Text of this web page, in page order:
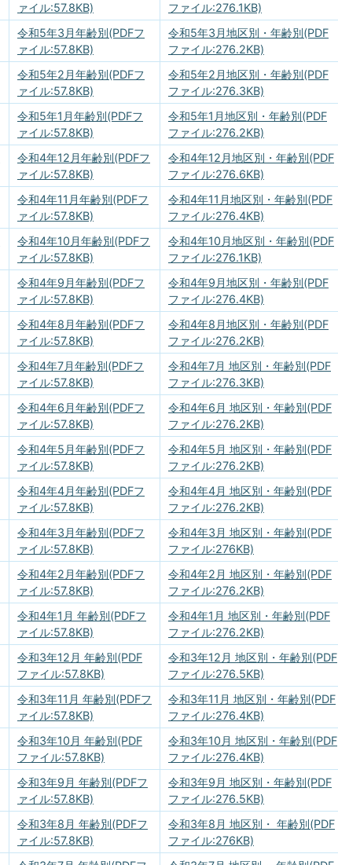
ァイル:57.8KB)
ファイル:276.1KB)
令和5年3月年齢別(PDFフ
ァイル:57.8KB)
令和5年3月地区別・年齢別(PDF
ファイル:276.2KB)
令和5年2月年齢別(PDFフ
ァイル:57.8KB)
令和5年2月地区別・年齢別(PDF
ファイル:276.3KB)
令和5年1月年齢別(PDFフ
ァイル:57.8KB)
令和5年1月地区別・年齢別(PDF
ファイル:276.2KB)
令和4年12月年齢別(PDFフ
ァイル:57.8KB)
令和4年12月地区別・年齢別(PDF
ファイル:276.6KB)
令和4年11月年齢別(PDFフ
ァイル:57.8KB)
令和4年11月地区別・年齢別(PDF
ファイル:276.4KB)
令和4年10月年齢別(PDFフ
ァイル:57.8KB)
令和4年10月地区別・年齢別(PDF
ファイル:276.1KB)
令和4年9月年齢別(PDFフ
ァイル:57.8KB)
令和4年9月地区別・年齢別(PDF
ファイル:276.4KB)
令和4年8月年齢別(PDFフ
ァイル:57.8KB)
令和4年8月地区別・年齢別(PDF
ファイル:276.2KB)
令和4年7月年齢別(PDFフ
ァイル:57.8KB)
令和4年7月 地区別・年齢別(PDF
ファイル:276.3KB)
令和4年6月年齢別(PDFフ
ァイル:57.8KB)
令和4年6月 地区別・年齢別(PDF
ファイル:276.2KB)
令和4年5月年齢別(PDFフ
ァイル:57.8KB)
令和4年5月 地区別・年齢別(PDF
ファイル:276.2KB)
令和4年4月年齢別(PDFフ
ァイル:57.8KB)
令和4年4月 地区別・年齢別(PDF
ファイル:276.2KB)
令和4年3月年齢別(PDFフ
ァイル:57.8KB)
令和4年3月 地区別・年齢別(PDF
ファイル:276KB)
令和4年2月年齢別(PDFフ
ァイル:57.8KB)
令和4年2月 地区別・年齢別(PDF
ファイル:276.2KB)
令和4年1月 年齢別(PDFフ
ァイル:57.8KB)
令和4年1月 地区別・年齢別(PDF
ファイル:276.2KB)
令和3年12月 年齢別(PDF
ファイル:57.8KB)
令和3年12月 地区別・年齢別(PDF
ファイル:276.5KB)
令和3年11月 年齢別(PDFフ
ァイル:57.8KB)
令和3年11月 地区別・年齢別(PDF
ファイル:276.4KB)
令和3年10月 年齢別(PDF
ファイル:57.8KB)
令和3年10月 地区別・年齢別(PDF
ファイル:276.4KB)
令和3年9月 年齢別(PDFフ
ァイル:57.8KB)
令和3年9月 地区別・年齢別(PDF
ファイル:276.5KB)
令和3年8月 年齢別(PDFフ
ァイル:57.8KB)
令和3年8月 地区別・ 年齢別(PDF
ファイル:276KB)